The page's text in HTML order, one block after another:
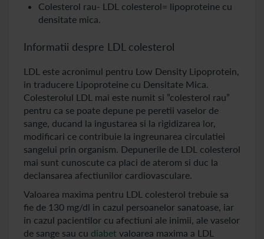
Colesterol rau- LDL colesterol= lipoproteine cu
densitate mica.
Informatii despre LDL colesterol
LDL este acronimul pentru Low Density Lipoprotein,
in traducere Lipoproteine cu Densitate Mica.
Colesterolul LDL mai este numit si ”colesterol rau”
pentru ca se poate depune pe peretii vaselor de
sange, ducand la ingustarea si la rigidizarea lor,
modificari ce contribuie la ingreunarea circulatiei
sangelui prin organism. Depunerile de LDL colesterol
mai sunt cunoscute ca placi de aterom si duc la
declansarea afectiunilor cardiovasculare.
Valoarea maxima pentru LDL colesterol trebuie sa
fie de 130 mg/dl in cazul persoanelor sanatoase, iar
in cazul pacientilor cu afectiuni ale inimii, ale vaselor
de sange sau cu diabet valoarea maxima a LDL